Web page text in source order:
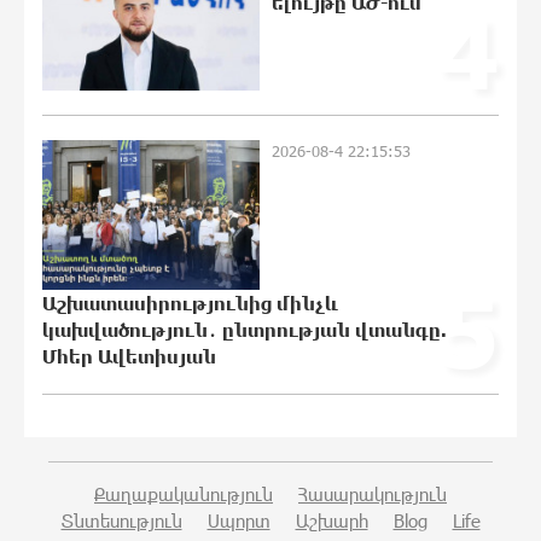
Կաթողիկոսի նկատմամբ
իրականացվող
բռնադատավարությունը միահեծան
իշխանության հետևանք է. Հանրային
Դաշինք
Մեր երկրում իշխանության և
ընդդիմության անվերջանալի
պայքարում տուժում է միայն ու միայն
ՀՀ քաղաքացին. Աննա Կոստանյան
21:00:08 7-08-2026
ԼՀԿ-ն պահանջում է դադարեցնել
5
2026-08-4 22:15:53
Աշխատասիրությունից մինչև
կախվածություն․ ընտրության վտանգը.
Մհեր Ավետիսյան
Քաղաքականություն
Հասարակություն
Տնտեսություն
Սպորտ Աշխարհ Blog Life